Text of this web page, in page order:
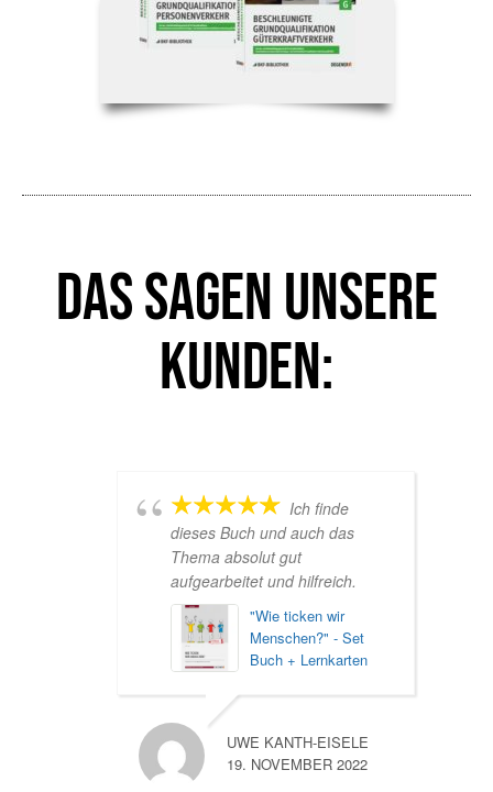
Das sagen unsere
Kunden:
Ich finde
dieses Buch und auch das
Thema absolut gut
aufgearbeitet und hilfreich.
"Wie ticken wir
Menschen?" - Set
Buch + Lernkarten
UWE KANTH-EISELE
19. NOVEMBER 2022